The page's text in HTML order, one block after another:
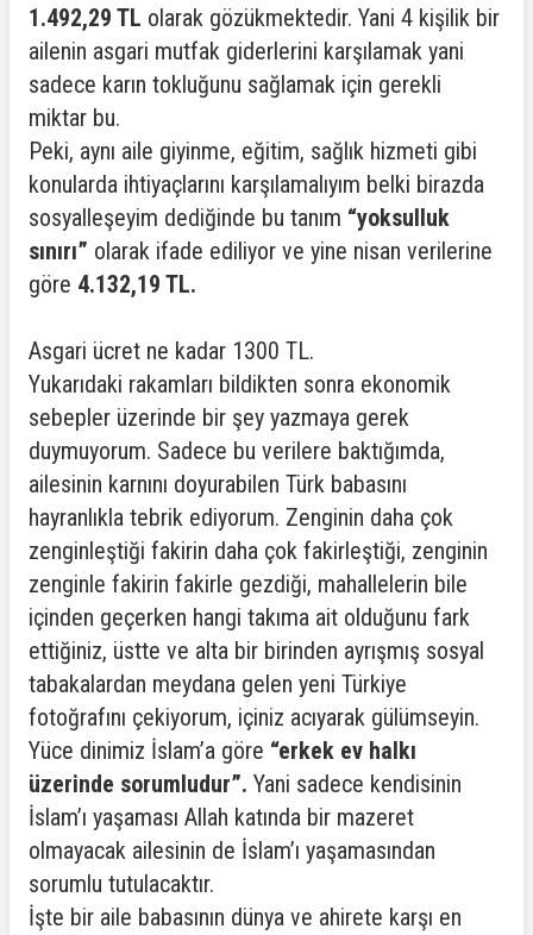
1.492,29 TL olarak gözükmektedir. Yani 4 kişilik bir
ailenin asgari mutfak giderlerini karşılamak yani
sadece karın tokluğunu sağlamak için gerekli
miktar bu.
Peki, aynı aile giyinme, eğitim, sağlık hizmeti gibi
konularda ihtiyaçlarını karşılamalıyım belki birazda
sosyalleşeyim dediğinde bu tanım “yoksulluk
sınırı” olarak ifade ediliyor ve yine nisan verilerine
göre 4.132,19 TL.
Asgari ücret ne kadar 1300 TL.
Yukarıdaki rakamları bildikten sonra ekonomik
sebepler üzerinde bir şey yazmaya gerek
duymuyorum. Sadece bu verilere baktığımda,
ailesinin karnını doyurabilen Türk babasını
hayranlıkla tebrik ediyorum. Zenginin daha çok
zenginleştiği fakirin daha çok fakirleştiği, zenginin
zenginle fakirin fakirle gezdiği, mahallelerin bile
içinden geçerken hangi takıma ait olduğunu fark
ettiğiniz, üstte ve alta bir birinden ayrışmış sosyal
tabakalardan meydana gelen yeni Türkiye
fotoğrafını çekiyorum, içiniz acıyarak gülümseyin.
Yüce dinimiz İslam’a göre “erkek ev halkı
üzerinde sorumludur”. Yani sadece kendisinin
İslam’ı yaşaması Allah katında bir mazeret
olmayacak ailesinin de İslam’ı yaşamasından
sorumlu tutulacaktır.
İşte bir aile babasının dünya ve ahirete karşı en